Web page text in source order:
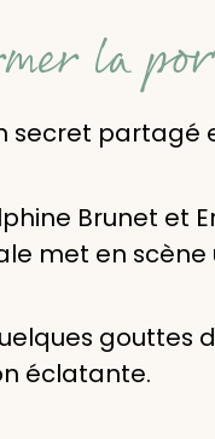
la
secret partagé
Brunet et
met en scène
gouttes
éclatante.